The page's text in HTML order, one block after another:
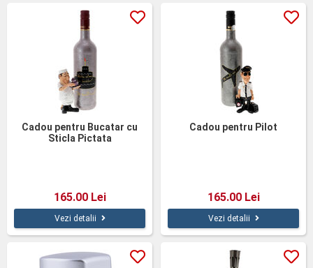
Cadou pentru Bucatar cu
Sticla Pictata
165.00 Lei
Vezi detalii
Cadou pentru Pilot
165.00 Lei
Vezi detalii